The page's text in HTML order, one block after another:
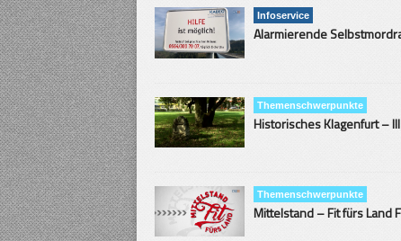
Infoservice
Themenschwerpunkte
Historisches Klagenfurt – III
Themenschwerpunkte